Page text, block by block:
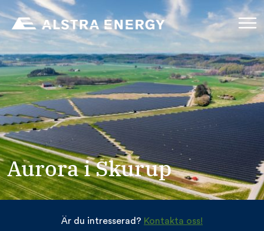
Aurora i Skurup
Är du intresserad? Kontakta oss!